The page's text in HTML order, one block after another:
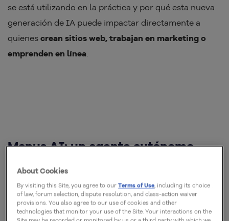
se está utilizando en la práctica y por qué esta nueva
generación de IA puede impactar directamente a
quienes crean sitios web, trabajan en marketing o
emprenden en línea.
Manus AI: un agente autónomo
El concepto de
hasta hace poco era más una idea que una realidad
funcional. Lo queManus AIhizo fue dar vida a esta
About Cookies
By visiting this Site, you agree to ourTerms of Use, including its choice
of law, forum selection, dispute resolution, and class-action waiver
provisions. You also agree to our use of cookies and other
technologies that monitor your use of the Site. Your interactions on the